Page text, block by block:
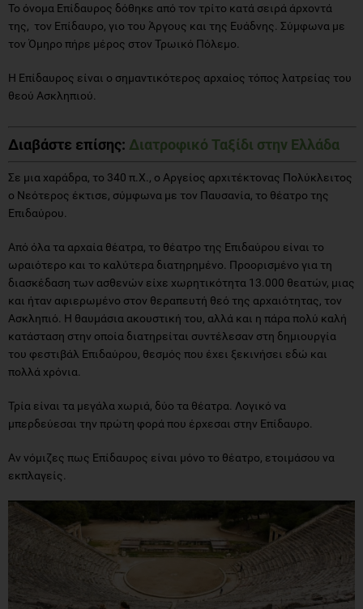
Το όνομα Επίδαυρος δόθηκε από τον τρίτο κατά σειρά άρχοντά
της, τον Επίδαυρο, γιο του Άργους και της Ευάδνης. Σύμφωνα με
τον Όμηρο πήρε μέρος στον Τρωικό Πόλεμο.
Η Επίδαυρος είναι ο σημαντικότερος αρχαίος τόπος λατρείας του
θεού Ασκληπιού.
Διαβάστε επίσης: Διατροφικό Ταξίδι στην Ελλάδα
Σε μια χαράδρα, το 340 π.Χ., ο Αργείος αρχιτέκτονας Πολύκλειτος
ο Νεότερος έκτισε, σύμφωνα με τον Παυσανία, το θέατρο της
Επιδαύρου.
Από όλα τα αρχαία θέατρα, το θέατρο της Επιδαύρου είναι το
ωραιότερο και το καλύτερα διατηρημένο. Προορισμένο για τη
διασκέδαση των ασθενών είχε χωρητικότητα 13.000 θεατών, μιας
και ήταν αφιερωμένο στον θεραπευτή θεό της αρχαιότητας, τον
Ασκληπιό. Η θαυμάσια ακουστική του, αλλά και η πάρα πολύ καλή
κατάσταση στην οποία διατηρείται συντέλεσαν στη δημιουργία
του φεστιβάλ Επιδαύρου, θεσμός που έχει ξεκινήσει εδώ και
πολλά χρόνια.
Τρία είναι τα μεγάλα χωριά, δύο τα θέατρα. Λογικό να
μπερδεύεσαι την πρώτη φορά που έρχεσαι στην Επίδαυρο.
Αν νόμιζες πως Επίδαυρος είναι μόνο το θέατρο, ετοιμάσου να
εκπλαγείς.